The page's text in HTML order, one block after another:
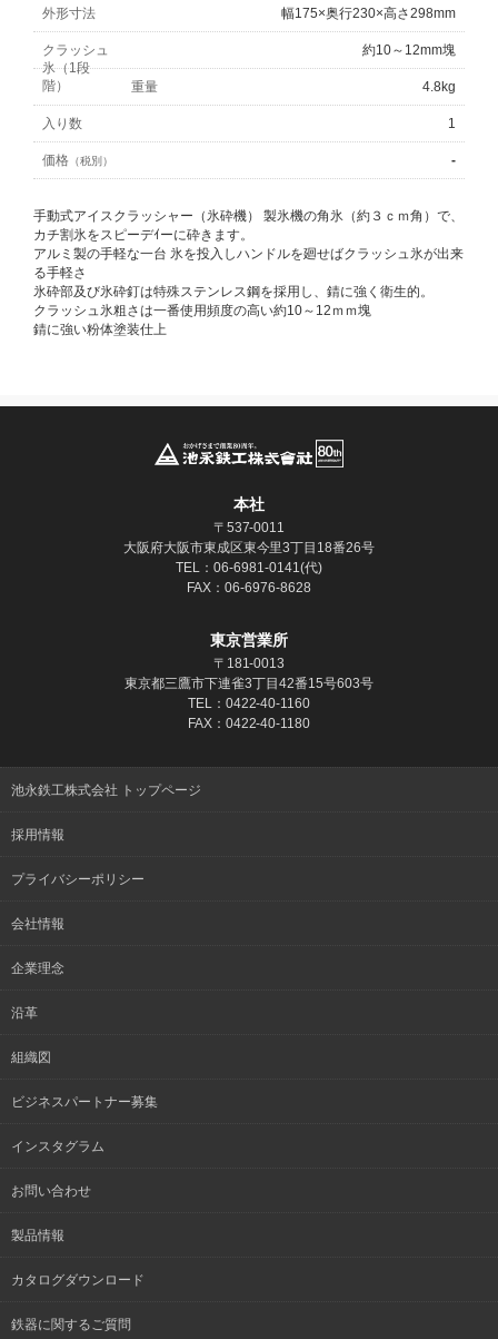
外形寸法 幅175×奥行230×高さ298mm
クラッシュ
氷（1段
階）
約10～12mm塊
重量 4.8kg
入り数 1
価格（税別） -
手動式アイスクラッシャー（氷砕機） 製氷機の角氷（約３ｃｍ角）で、
カチ割氷をスピーデｲーに砕きます。
アルミ製の手軽な一台 氷を投入しハンドルを廻せばクラッシュ氷が出来
る手軽さ
氷砕部及び氷砕釘は特殊ステンレス鋼を採用し、錆に強く衛生的。
クラッシュ氷粗さは一番使用頻度の高い約10～12ｍｍ塊
錆に強い粉体塗装仕上
本社
〒537-0011
大阪府大阪市東成区東今里3丁目18番26号
TEL：06-6981-0141(代)
FAX：06-6976-8628
東京営業所
〒181‐0013
東京都三鷹市下連雀3丁目42番15号603号
TEL：0422-40-1160
FAX：0422-40-1180
池永鉄工株式会社 トップページ
採用情報
プライバシーポリシー
会社情報
企業理念
沿革
組織図
ビジネスパートナー募集
インスタグラム
お問い合わせ
製品情報
カタログダウンロード
鉄器に関するご質問